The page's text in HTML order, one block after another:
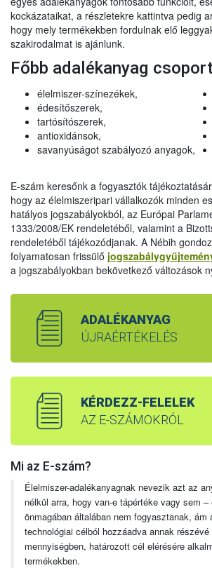
kockázataikat, a részletekre kattintva pedig
hogy mely termékekben fordulnak elő
szakirodalmat is ajánlunk.
Főbb adalékanyag
élelmiszer-színezékek,
édesítőszerek,
tartósítószerek,
antioxidánsok,
savanyúságot szabályozó anyagok,
E-szám keresőnk a fogyasztók
hogy az élelmiszeripari vállalkozók minden
hatályos jogszabályokból, az Európai
1333/2008/EK rendeletéből, valamint a
rendeletéből tájékozódjanak. A Nébih
folyamatosan frissülő
a jogszabályokban bekövetkező változások
ADALÉKANYAG
ÚJRAÉRTÉKELÉS
KÉRDEZZ-FELELEK
AZ E-SZÁMOKRÓL
Mi az E-szám?
Élelmiszer-adalékanyagnak nevezik azt az
nélkül arra, hogy van-e tápértéke vagy sem
önmagában általában nem fogyasztanak, ám
technológiai célból hozzáadva annak
mennyiségben, határozott cél elérésére
termékekben.